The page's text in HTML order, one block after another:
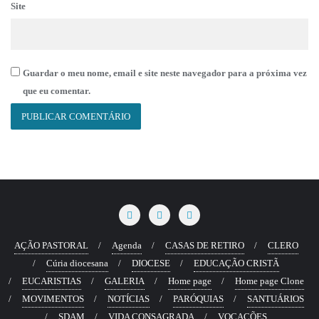
Site
Guardar o meu nome, email e site neste navegador para a próxima vez
que eu comentar.
AÇÃO PASTORAL Agenda CASAS DE RETIRO
CLERO
Cúria diocesana
DIOCESE
EDUCAÇÃO CRISTÃ
EUCARISTIAS
GALERIA Home page
Home page Clone
MOVIMENTOS
NOTÍCIAS PARÓQUIAS
SANTUÁRIOS
SDAM
VIDA CONSAGRADA VOCAÇÕES